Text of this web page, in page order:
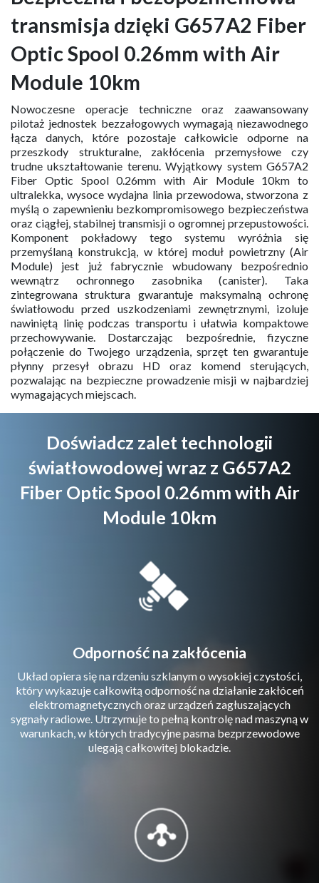
transmisja dzięki G657A2 Fiber
Optic Spool 0.26mm with Air
Module 10km
Nowoczesne operacje techniczne oraz zaawansowany
pilotaż jednostek bezzałogowych wymagają niezawodnego
łącza danych, które pozostaje całkowicie odporne na
przeszkody strukturalne, zakłócenia przemysłowe czy
trudne ukształtowanie terenu. Wyjątkowy system G657A2
Fiber Optic Spool 0.26mm with Air Module 10km to
ultralekka, wysoce wydajna linia przewodowa, stworzona z
myślą o zapewnieniu bezkompromisowego bezpieczeństwa
oraz ciągłej, stabilnej transmisji o ogromnej przepustowości.
Komponent pokładowy tego systemu wyróżnia się
przemyślaną konstrukcją, w której moduł powietrzny (Air
Module) jest już fabrycznie wbudowany bezpośrednio
wewnątrz ochronnego zasobnika (canister). Taka
zintegrowana struktura gwarantuje maksymalną ochronę
światłowodu przed uszkodzeniami zewnętrznymi, izoluje
nawiniętą linię podczas transportu i ułatwia kompaktowe
przechowywanie. Dostarczając bezpośrednie, fizyczne
połączenie do Twojego urządzenia, sprzęt ten gwarantuje
płynny przesył obrazu HD oraz komend sterujących,
pozwalając na bezpieczne prowadzenie misji w najbardziej
wymagających miejscach.
Doświadcz zalet technologii
światłowodowej wraz z G657A2
Fiber Optic Spool 0.26mm with Air
Module 10km
Odporność na zakłócenia
Układ opiera się na rdzeniu szklanym o wysokiej czystości,
który wykazuje całkowitą odporność na działanie zakłóceń
elektromagnetycznych oraz urządzeń zagłuszających
sygnały radiowe. Utrzymuje to pełną kontrolę nad maszyną w
warunkach, w których tradycyjne pasma bezprzewodowe
ulegają całkowitej blokadzie.